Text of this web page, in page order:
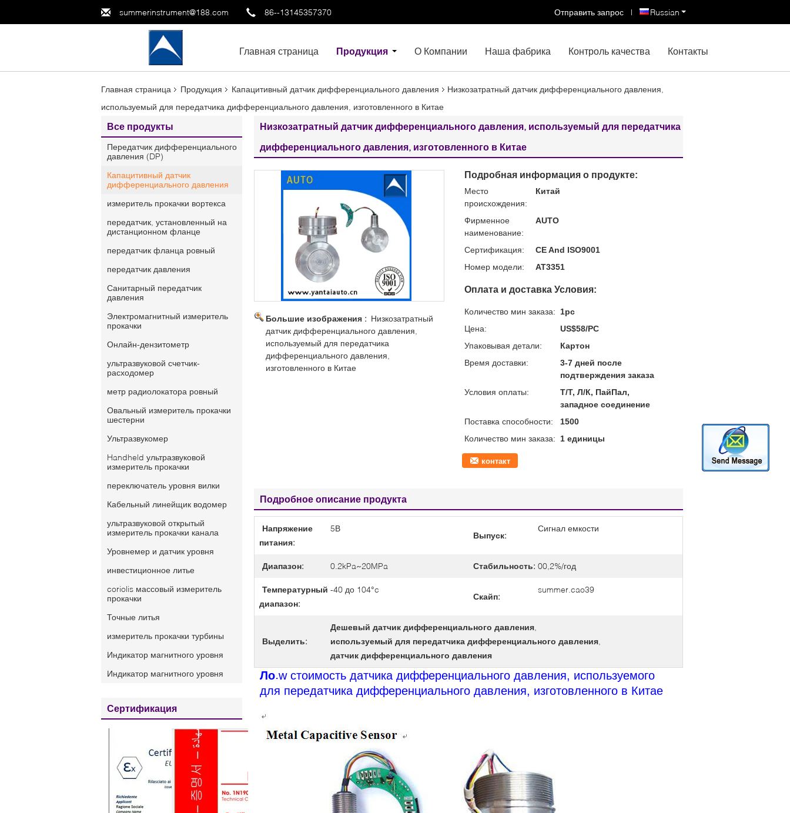
summerinstrument@188.com 86--13145357370 Russian
Отправить запрос |
Главная страница Продукция О Компании Наша фабрика Контроль качества Контакты
Главная страница Продукция Капацитивный датчик дифференциального давления
Низкозатратный датчик дифференциального давления,
используемый для передатчика дифференциального давления, изготовленного в Китае
Все продукты
Передатчик дифференциального
давления (DP)
Капацитивный датчик
дифференциального давления
измеритель прокачки вортекса
передатчик, установленный на
дистанционном фланце
передатчик фланца ровный
передатчик давления
Санитарный передатчик
давления
Электромагнитный измеритель
прокачки
Онлайн-дензитометр
ультразвуковой счетчик-
расходомер
метр радиолокатора ровный
Овальный измеритель прокачки
шестерни
Ультразвукомер
Handheld ультразвуковой
измеритель прокачки
переключатель уровня вилки
Кабельный линейщик водомер
ультразвуковой открытый
измеритель прокачки канала
Уровнемер и датчик уровня
инвестиционное литье
coriolis массовый измеритель
прокачки
Точные литья
измеритель прокачки турбины
Индикатор магнитного уровня
Индикатор магнитного уровня
Сертификация
Низкозатратный датчик дифференциального давления, используемый для передатчика
дифференциального давления, изготовленного в Китае
Большие изображения : Низкозатратный
датчик дифференциального давления,
используемый для передатчика
дифференциального давления,
изготовленного в Китае
Подробная информация о продукте:
Место
происхождения:
Китай
Фирменное
наименование:
AUTO
Сертификация:
CE And ISO9001
Номер модели:
AT3351
Оплата и доставка Условия:
Количество мин заказа:
1pc
Цена:
US$58/PC
Упаковывая детали:
Картон
Время доставки:
3-7 дней после
подтверждения заказа
Условия оплаты:
Т/Т, Л/К, ПайПал,
западное соединение
Поставка способности:
1500
Количество мин заказа:
1 единицы
контакт
Подробное описание продукта
Напряжение
питания:
5В
Выпуск:
Сигнал емкости
Диапазон: 0.2kPa~20MPa Стабильность: 00,2%/год
Температурный
диапазон:
-40 до 104°c
Скайп:
summer.cao39
Выделить:
Дешевый датчик дифференциального давления
используемый для передатчика дифференциального давления
датчик дифференциального давления
Ло.w стоимость датчика дифференциального давления, используемого
для передатчика дифференциального давления, изготовленного в Китае